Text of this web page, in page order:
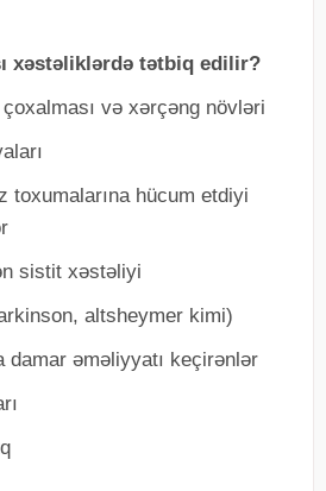
xəstəliklərdə tətbiq edilir?
və xərçəng növləri
toxumalarına hücum etdiyi
sistit xəstəliyi
altsheymer kimi)
əməliyyatı keçirənlər